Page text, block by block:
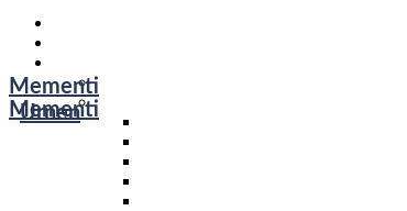
Mementi
Urnen
Mementi